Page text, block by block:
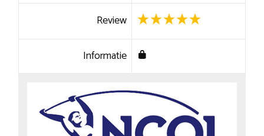
Review
Informatie